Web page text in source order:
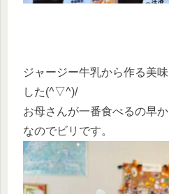
ジャージー牛乳から作る美
した(^▽^)/
お母さんが一番食べるの早
なのでビリです。